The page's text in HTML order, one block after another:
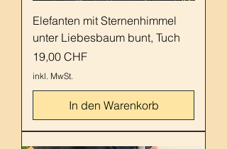
Elefanten mit Sternenhimmel
unter Liebesbaum bunt, Tuch
Preis
19,00 CHF
inkl. MwSt.
In den Warenkorb